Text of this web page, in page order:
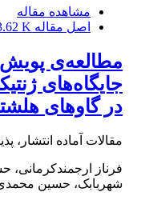
مشاهده مقاله
اصل مقاله K
مطالعه‌ی
جایگاه‌های
در گاوهای
مقالات آماده انتشار،
فرناز
شهربابک، حسین